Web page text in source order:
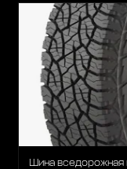
Шина вседорожная